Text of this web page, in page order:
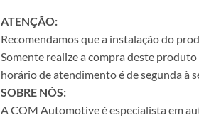
ATENÇÃO:
Recomendamos que a instalação do
Somente realize a compra deste
horário de atendimento é de segunda à
SOBRE NÓS:
A COM Automotive é especialista em